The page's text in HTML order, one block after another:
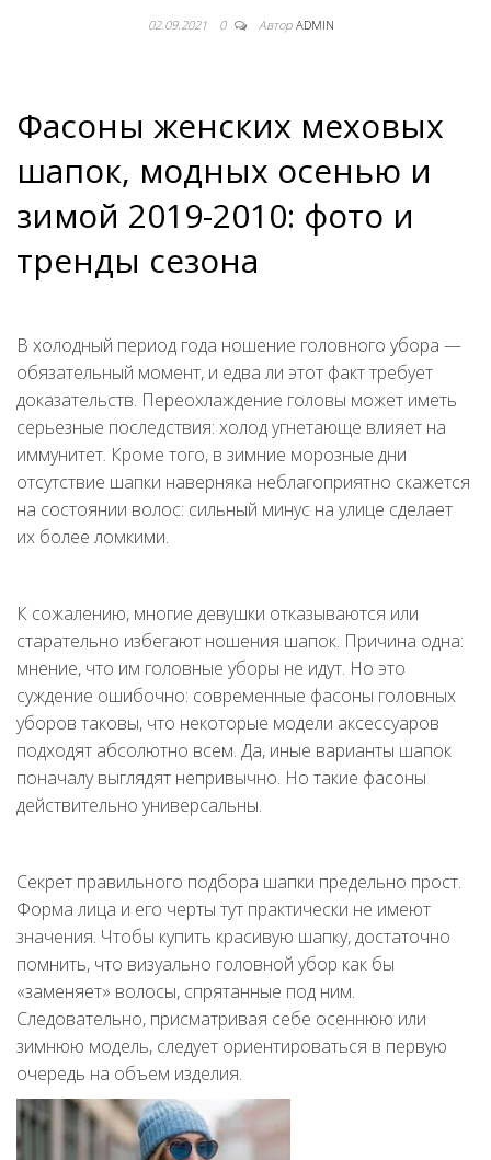
02.09.2021 0 Автор ADMIN
Фасоны женских меховых
шапок, модных осенью и
зимой 2019-2010: фото и
тренды сезона
В холодный период года ношение головного убора —
обязательный момент, и едва ли этот факт требует
доказательств. Переохлаждение головы может иметь
серьезные последствия: холод угнетающе влияет на
иммунитет. Кроме того, в зимние морозные дни
отсутствие шапки наверняка неблагоприятно скажется
на состоянии волос: сильный минус на улице сделает
их более ломкими.
К сожалению, многие девушки отказываются или
старательно избегают ношения шапок. Причина одна:
мнение, что им головные уборы не идут. Но это
суждение ошибочно: современные фасоны головных
уборов таковы, что некоторые модели аксессуаров
подходят абсолютно всем. Да, иные варианты шапок
поначалу выглядят непривычно. Но такие фасоны
действительно универсальны.
Секрет правильного подбора шапки предельно прост.
Форма лица и его черты тут практически не имеют
значения. Чтобы купить красивую шапку, достаточно
помнить, что визуально головной убор как бы
«заменяет» волосы, спрятанные под ним.
Следовательно, присматривая себе осеннюю или
зимнюю модель, следует ориентироваться в первую
очередь на объем изделия.